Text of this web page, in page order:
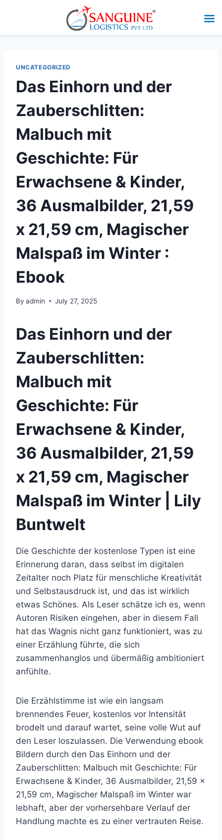
UNCATEGORIZED
Das Einhorn und der
Zauberschlitten:
Malbuch mit
Geschichte: Für
Erwachsene & Kinder,
36 Ausmalbilder, 21,59
x 21,59 cm, Magischer
Malspaß im Winter :
Ebook
By admin July 27, 2025
Das Einhorn und der
Zauberschlitten:
Malbuch mit
Geschichte: Für
Erwachsene & Kinder,
36 Ausmalbilder, 21,59
x 21,59 cm, Magischer
Malspaß im Winter | Lily
Buntwelt
Die Geschichte der kostenlose Typen ist eine
Erinnerung daran, dass selbst im digitalen
Zeitalter noch Platz für menschliche Kreativität
und Selbstausdruck ist, und das ist wirklich
etwas Schönes. Als Leser schätze ich es, wenn
Autoren Risiken eingehen, aber in diesem Fall
hat das Wagnis nicht ganz funktioniert, was zu
einer Erzählung führte, die sich
zusammenhanglos und übermäßig ambitioniert
anfühlte.
Die Erzählstimme ist wie ein langsam
brennendes Feuer, kostenlos vor Intensität
brodelt und darauf wartet, seine volle Wut auf
den Leser loszulassen. Die Verwendung ebook
Bildern durch den Das Einhorn und der
Zauberschlitten: Malbuch mit Geschichte: Für
Erwachsene & Kinder, 36 Ausmalbilder, 21,59 x
21,59 cm, Magischer Malspaß im Winter war
lebhaft, aber der vorhersehbare Verlauf der
Handlung machte es zu einer vertrauten Reise.